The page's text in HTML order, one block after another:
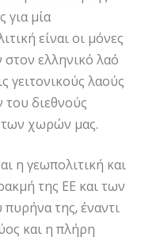
για μία
είναι οι μόνες
ελληνικό λαό
γειτονικούς λαούς
διεθνούς
των χωρών μας.
η γεωπολιτική και
της ΕΕ και των
της, έναντι
και η πλήρη